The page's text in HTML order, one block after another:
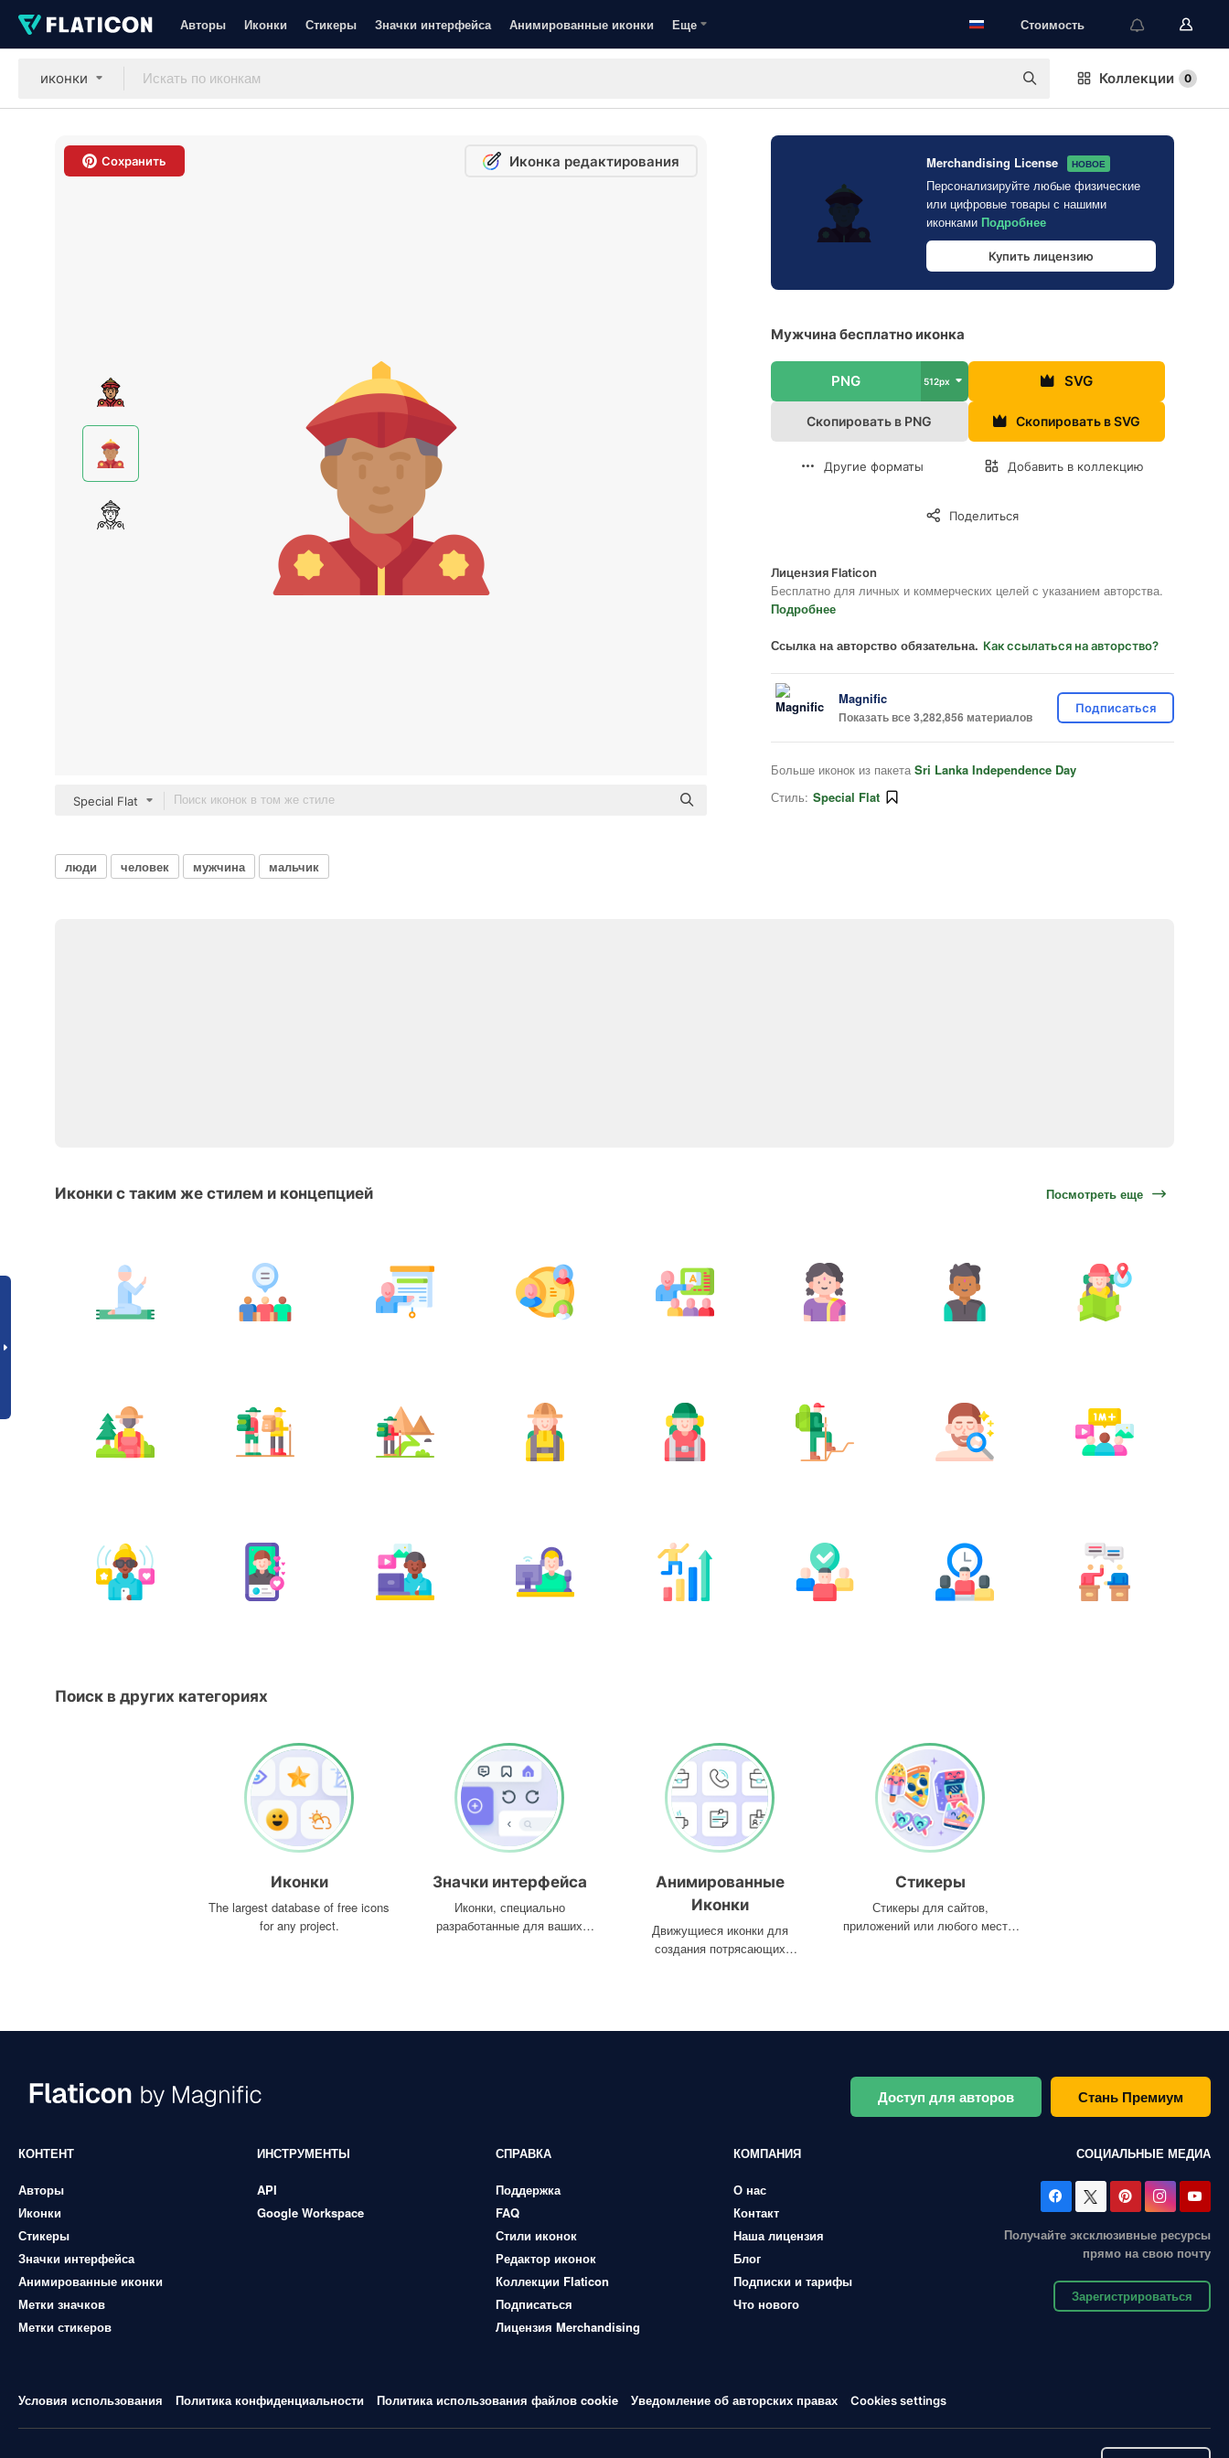
Авторы Иконки Стикеры Значки интерфейса Анимированные иконки Еще Стоимость
иконки Коллекции 0
Сохранить Иконка редактирования
Special Flat
Merchandising License НОВОЕ
Персонализируйте любые физические
или цифровые товары с нашими
иконками Подробнее
Купить лицензию
Мужчина бесплатно иконка
PNG 512px SVG
Скопировать в PNG Скопировать в SVG
Другие форматы Добавить в коллекцию
Поделиться
Лицензия Flaticon
Бесплатно для личных и коммерческих целей с указанием авторства.
Подробнее
Ссылка на авторство обязательна. Как ссылаться на авторство?
Magnific
Показать все 3,282,856 материалов
Подписаться
Больше иконок из пакета Sri Lanka Independence Day
Стиль: Special Flat
люди человек мужчина мальчик
Иконки с таким же стилем и концепцией Посмотреть еще
Поиск в других категориях
Иконки
The largest database of free icons
for any project.
Значки интерфейса
Иконки, специально
разработанные для ваших
Анимированные
Иконки
Движущиеся иконки для
создания потрясающих
Стикеры
Стикеры для сайтов,
приложений или любого места,
Доступ для авторов Стань Премиум
КОНТЕНТ
Авторы
Иконки
Стикеры
Значки интерфейса
Анимированные иконки
Метки значков
Метки стикеров
ИНСТРУМЕНТЫ
API
Google Workspace
СПРАВКА
Поддержка
FAQ
Стили иконок
Редактор иконок
Коллекции Flaticon
Подписаться
Лицензия Merchandising
КОМПАНИЯ
О нас
Контакт
Наша лицензия
Блог
Подписки и тарифы
Что нового
СОЦИАЛЬНЫЕ МЕДИА
Получайте эксклюзивные ресурсы
прямо на свою почту
Зарегистрироваться
Условия использования Политика конфиденциальности Политика использования файлов cookie Уведомление об авторских правах Cookies settings